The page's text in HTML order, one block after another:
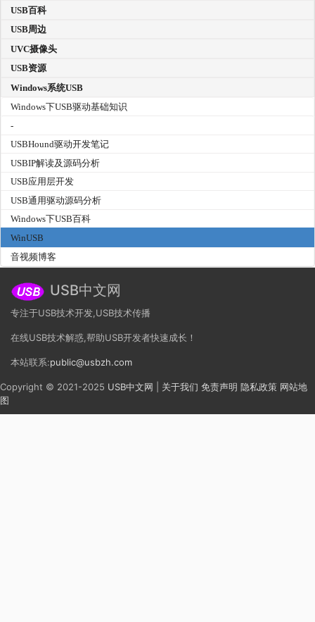
USB百科
USB周边
UVC摄像头
USB资源
Windows系统USB
Windows下USB驱动基础知识
-
USBHound驱动开发笔记
USBIP解读及源码分析
USB应用层开发
USB通用驱动源码分析
Windows下USB百科
WinUSB
音视频博客
USB中文网
专注于USB技术开发,USB技术传播
在线USB技术解惑,帮助USB开发者快速成长！
本站联系:public@usbzh.com
Copyright © 2021-2025 USB中文网 关于我们 免责声明 隐私政策 网站地
图